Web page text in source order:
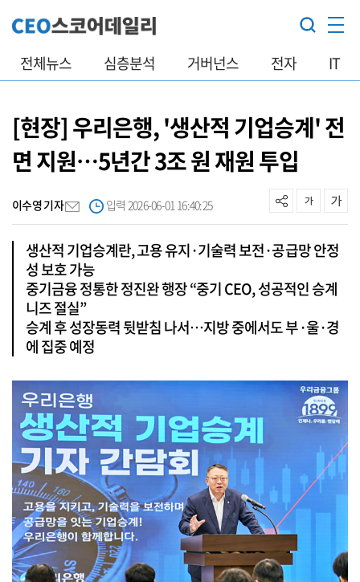
전체뉴스 심층분석 거버넌스 전자 IT
[현장] 우리은행, '생산적 기업승계' 전
면 지원…5년간 3조 원 재원 투입
이수영 기자 입력 2026-06-01 16:40:25
생산적 기업승계란, 고용 유지·기술력 보전·공급망 안정
성 보호 가능
중기금융 정통한 정진완 행장 “중기 CEO, 성공적인 승계
니즈 절실”
승계 후 성장동력 뒷받침 나서…지방 중에서도 부·울·경
에 집중 예정